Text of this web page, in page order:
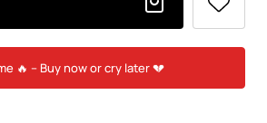
🔥 – Buy now or cry later 💔